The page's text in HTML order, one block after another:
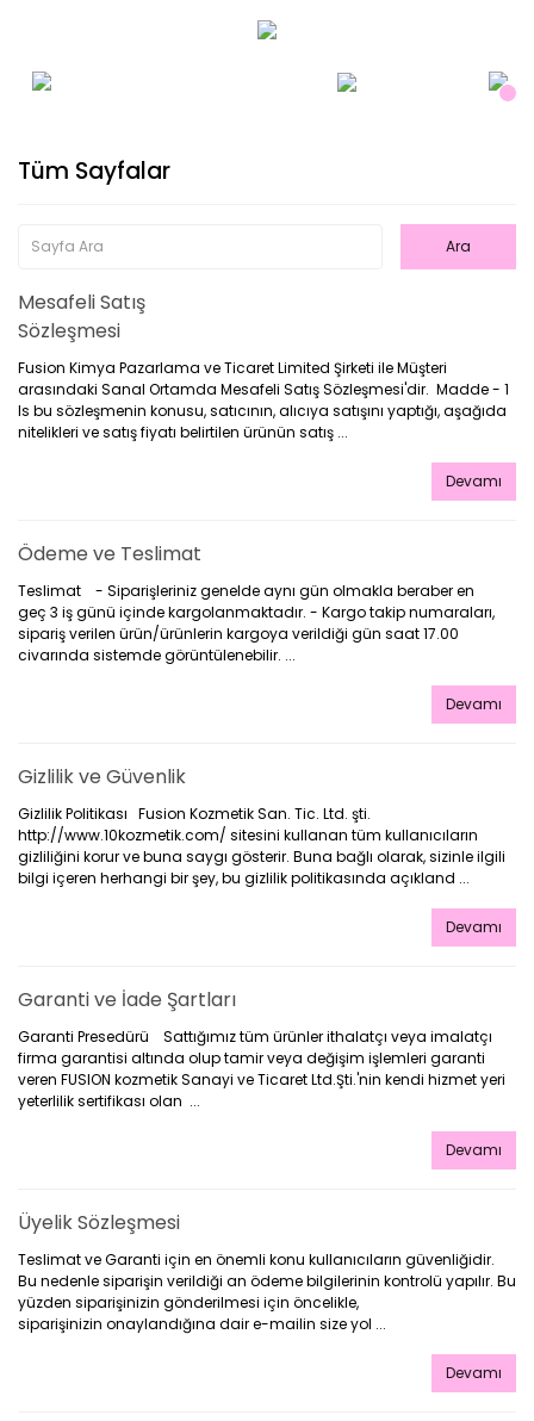
Tüm Sayfalar
Mesafeli Satış
Sözleşmesi
Fusion Kimya Pazarlama ve Ticaret Limited Şirketi ile Müşteri
arasındaki Sanal Ortamda Mesafeli Satış Sözleşmesi'dir. Madde - 1
Is bu sözleşmenin konusu, satıcının, alıcıya satışını yaptığı, aşağıda
nitelikleri ve satış fiyatı belirtilen ürünün satış ...
Devamı
Ödeme ve Teslimat
Teslimat - Siparişleriniz genelde aynı gün olmakla beraber en
geç 3 iş günü içinde kargolanmaktadır. - Kargo takip numaraları,
sipariş verilen ürün/ürünlerin kargoya verildiği gün saat 17.00
civarında sistemde görüntülenebilir. ...
Devamı
Gizlilik ve Güvenlik
Gizlilik Politikası Fusion Kozmetik San. Tic. Ltd. şti.
http://www.10kozmetik.com/ sitesini kullanan tüm kullanıcıların
gizliliğini korur ve buna saygı gösterir. Buna bağlı olarak, sizinle ilgili
bilgi içeren herhangi bir şey, bu gizlilik politikasında açıkland ...
Devamı
Garanti ve İade Şartları
Garanti Presedürü Sattığımız tüm ürünler ithalatçı veya imalatçı
firma garantisi altında olup tamir veya değişim işlemleri garanti
veren FUSION kozmetik Sanayi ve Ticaret Ltd.Şti.'nin kendi hizmet yeri
yeterlilik sertifikası olan ...
Devamı
Üyelik Sözleşmesi
Teslimat ve Garanti için en önemli konu kullanıcıların güvenliğidir.
Bu nedenle siparişin verildiği an ödeme bilgilerinin kontrolü yapılır. Bu
yüzden siparişinizin gönderilmesi için öncelikle,
siparişinizin onaylandığına dair e-mailin size yol ...
Devamı